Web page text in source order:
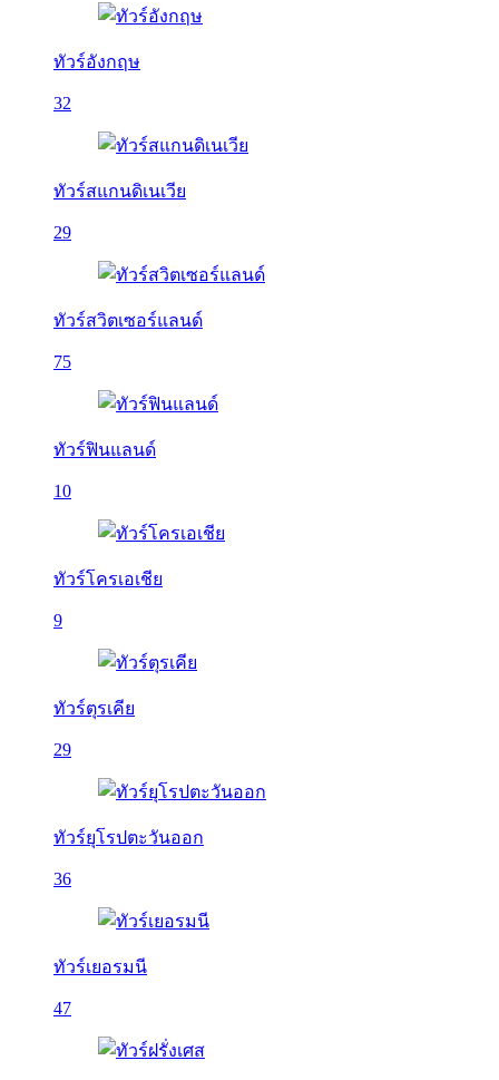
ทัวร์อังกฤษ
32
ทัวร์สแกนดิเนเวีย
29
ทัวร์สวิตเซอร์แลนด์
75
ทัวร์ฟินแลนด์
10
ทัวร์โครเอเชีย
9
ทัวร์ตุรเคีย
29
ทัวร์ยุโรปตะวันออก
36
ทัวร์เยอรมนี
47